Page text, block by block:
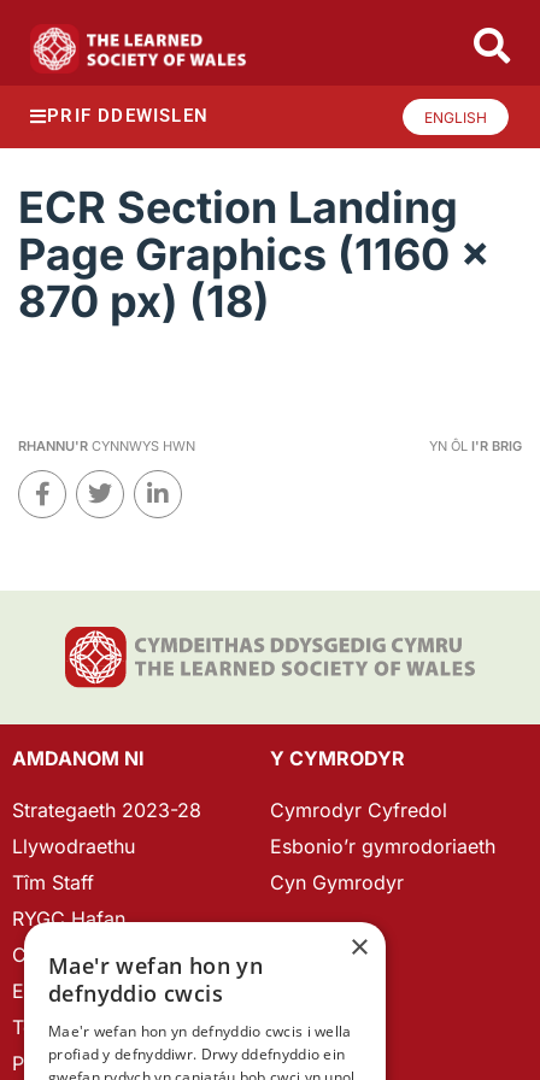
PRIF DDEWISLEN ENGLISH
ECR Section Landing
Page Graphics (1160 x
870 px) (18)
RHANNU'R CYNNWYS HWN YN ÔL I'R BRIG
AMDANOM NI
Strategaeth 2023-28
Llywodraethu
Tîm Staff
RYGC Hafan
Canllawiau brandio
Ein Hanes
Telerau ac Amodau
Polisi Preifatrwydd
Y CYMRODYR
Cymrodyr Cyfredol
Esbonio’r gymrodoriaeth
Cyn Gymrodyr
×
Mae'r wefan hon yn
defnyddio cwcis
Mae'r wefan hon yn defnyddio cwcis i wella
profiad y defnyddiwr. Drwy ddefnyddio ein